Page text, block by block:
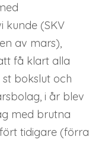
kunde (SKV
av mars),
få klart alla
bokslut och
i år blev
med brutna
tidigare (förra